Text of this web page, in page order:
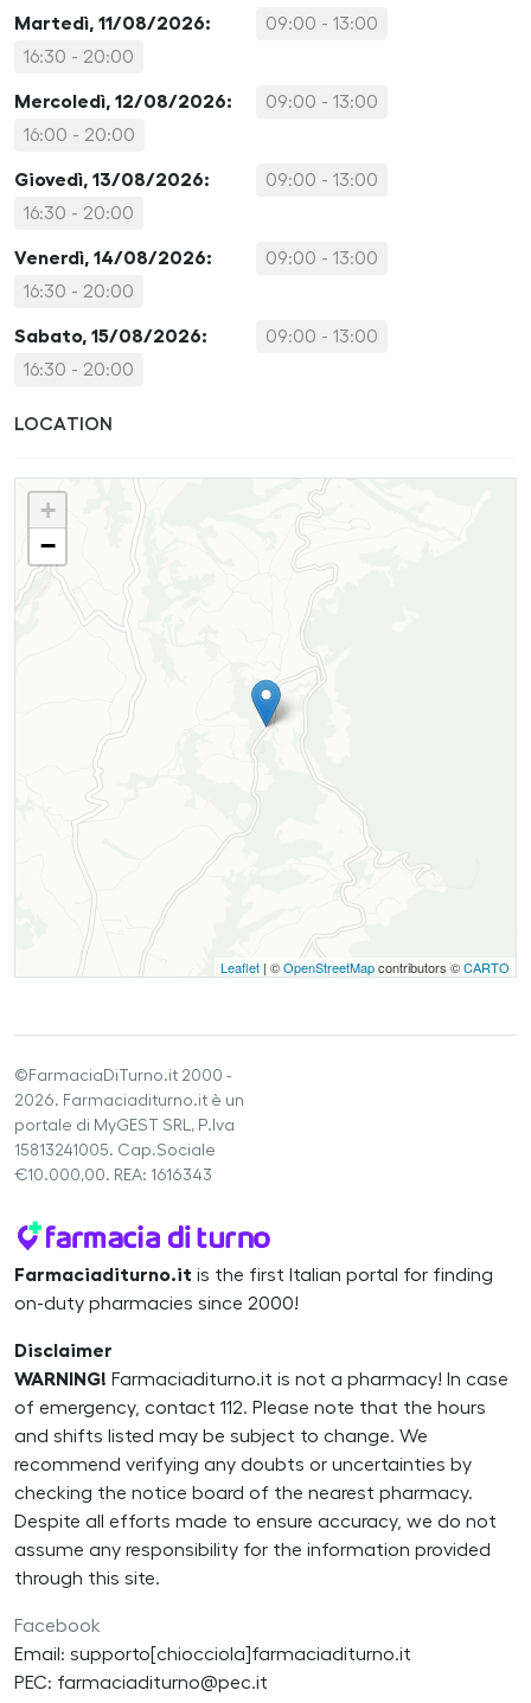
Martedì, 11/08/2026:
09:00 - 13:00
16:30 - 20:00
Mercoledì, 12/08/2026:
09:00 - 13:00
16:00 - 20:00
Giovedì, 13/08/2026:
09:00 - 13:00
16:30 - 20:00
Venerdì, 14/08/2026:
09:00 - 13:00
16:30 - 20:00
Sabato, 15/08/2026:
09:00 - 13:00
16:30 - 20:00
LOCATION
+
−
Leaflet | ©OpenStreetMapcontributors ©CARTO
©FarmaciaDiTurno.it 2000 -
2026. Farmaciaditurno.it è un
portale di MyGEST SRL, P.Iva
15813241005. Cap.Sociale
€10.000,00. REA: 1616343
Farmaciaditurno.it is the first Italian portal for finding
on-duty pharmacies since 2000!
Disclaimer
WARNING! Farmaciaditurno.it is not a pharmacy! In case
of emergency, contact 112. Please note that the hours
and shifts listed may be subject to change. We
recommend verifying any doubts or uncertainties by
checking the notice board of the nearest pharmacy.
Despite all efforts made to ensure accuracy, we do not
assume any responsibility for the information provided
through this site.
Facebook
Email: supporto[chiocciola]farmaciaditurno.it
PEC: farmaciaditurno@pec.it